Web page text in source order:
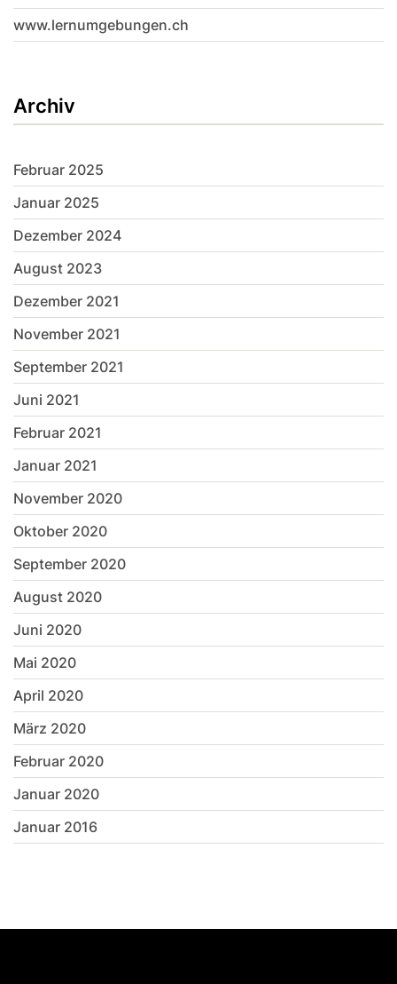
www.lernumgebungen.ch
Archiv
Februar 2025
Januar 2025
Dezember 2024
August 2023
Dezember 2021
November 2021
September 2021
Juni 2021
Februar 2021
Januar 2021
November 2020
Oktober 2020
September 2020
August 2020
Juni 2020
Mai 2020
April 2020
März 2020
Februar 2020
Januar 2020
Januar 2016